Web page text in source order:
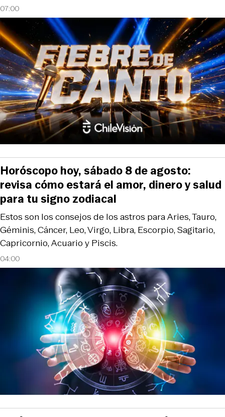
07:00
04:00
Estos son los consejos de los astros para Aries, Tauro,
Géminis, Cáncer, Leo, Virgo, Libra, Escorpio, Sagitario,
Capricornio, Acuario y Piscis.
Horóscopo hoy, sábado 8 de agosto:
revisa cómo estará el amor, dinero y salud
para tu signo zodiacal